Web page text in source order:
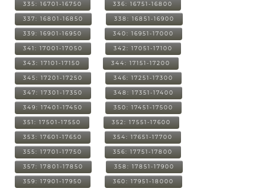
335: 16701-16750 336: 16751-16800
337: 16801-16850 338: 16851-16900
339: 16901-16950 340: 16951-17000
341: 17001-17050 342: 17051-17100
343: 17101-17150 344: 17151-17200
345: 17201-17250 346: 17251-17300
347: 17301-17350 348: 17351-17400
349: 17401-17450 350: 17451-17500
351: 17501-17550 352: 17551-17600
353: 17601-17650 354: 17651-17700
355: 17701-17750 356: 17751-17800
357: 17801-17850 358: 17851-17900
359: 17901-17950 360: 17951-18000